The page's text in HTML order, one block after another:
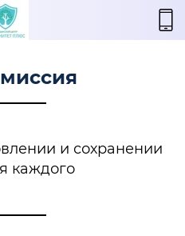
и сохранении
каждого